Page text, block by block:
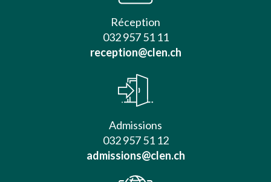
Réception
032 957 51 11
reception@clen.ch
Admissions
032 957 51 12
admissions@clen.ch